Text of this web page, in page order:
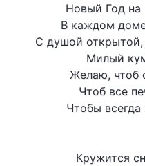
Новый Год на
В каждом
С душой
Милый
Желаю, чтоб
Чтоб все
Чтобы
Кружится